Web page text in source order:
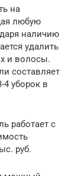
на
любую
наличию
удалить
и волосы.
составляет
4 уборок в
работает с
руб.